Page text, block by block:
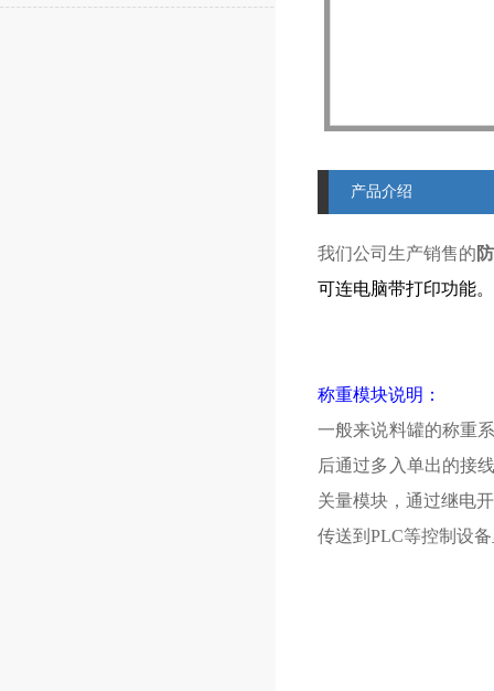
产品介绍
我们公司生产销售的
可连电脑带打印功能。
称重模块说明：
一般来说料罐的称重
后通过多入单出的接
关量模块，通过继电
传送到 PLC等控制设